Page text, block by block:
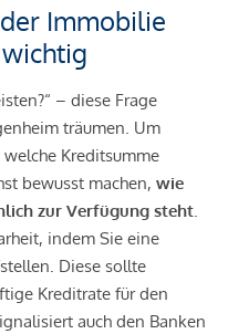
Immobilie
– diese Frage
träumen. Um
Kreditsumme
bewusst machen, wie
zur Verfügung steht.
indem Sie eine
Diese sollte
Kreditrate für den
auch den Banken